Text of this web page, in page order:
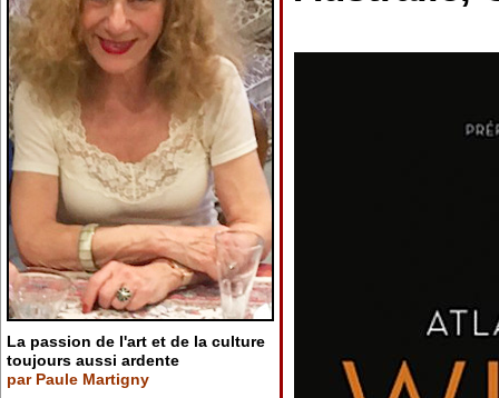
La passion de l'art et de la culture
toujours aussi ardente
par Paule Martigny